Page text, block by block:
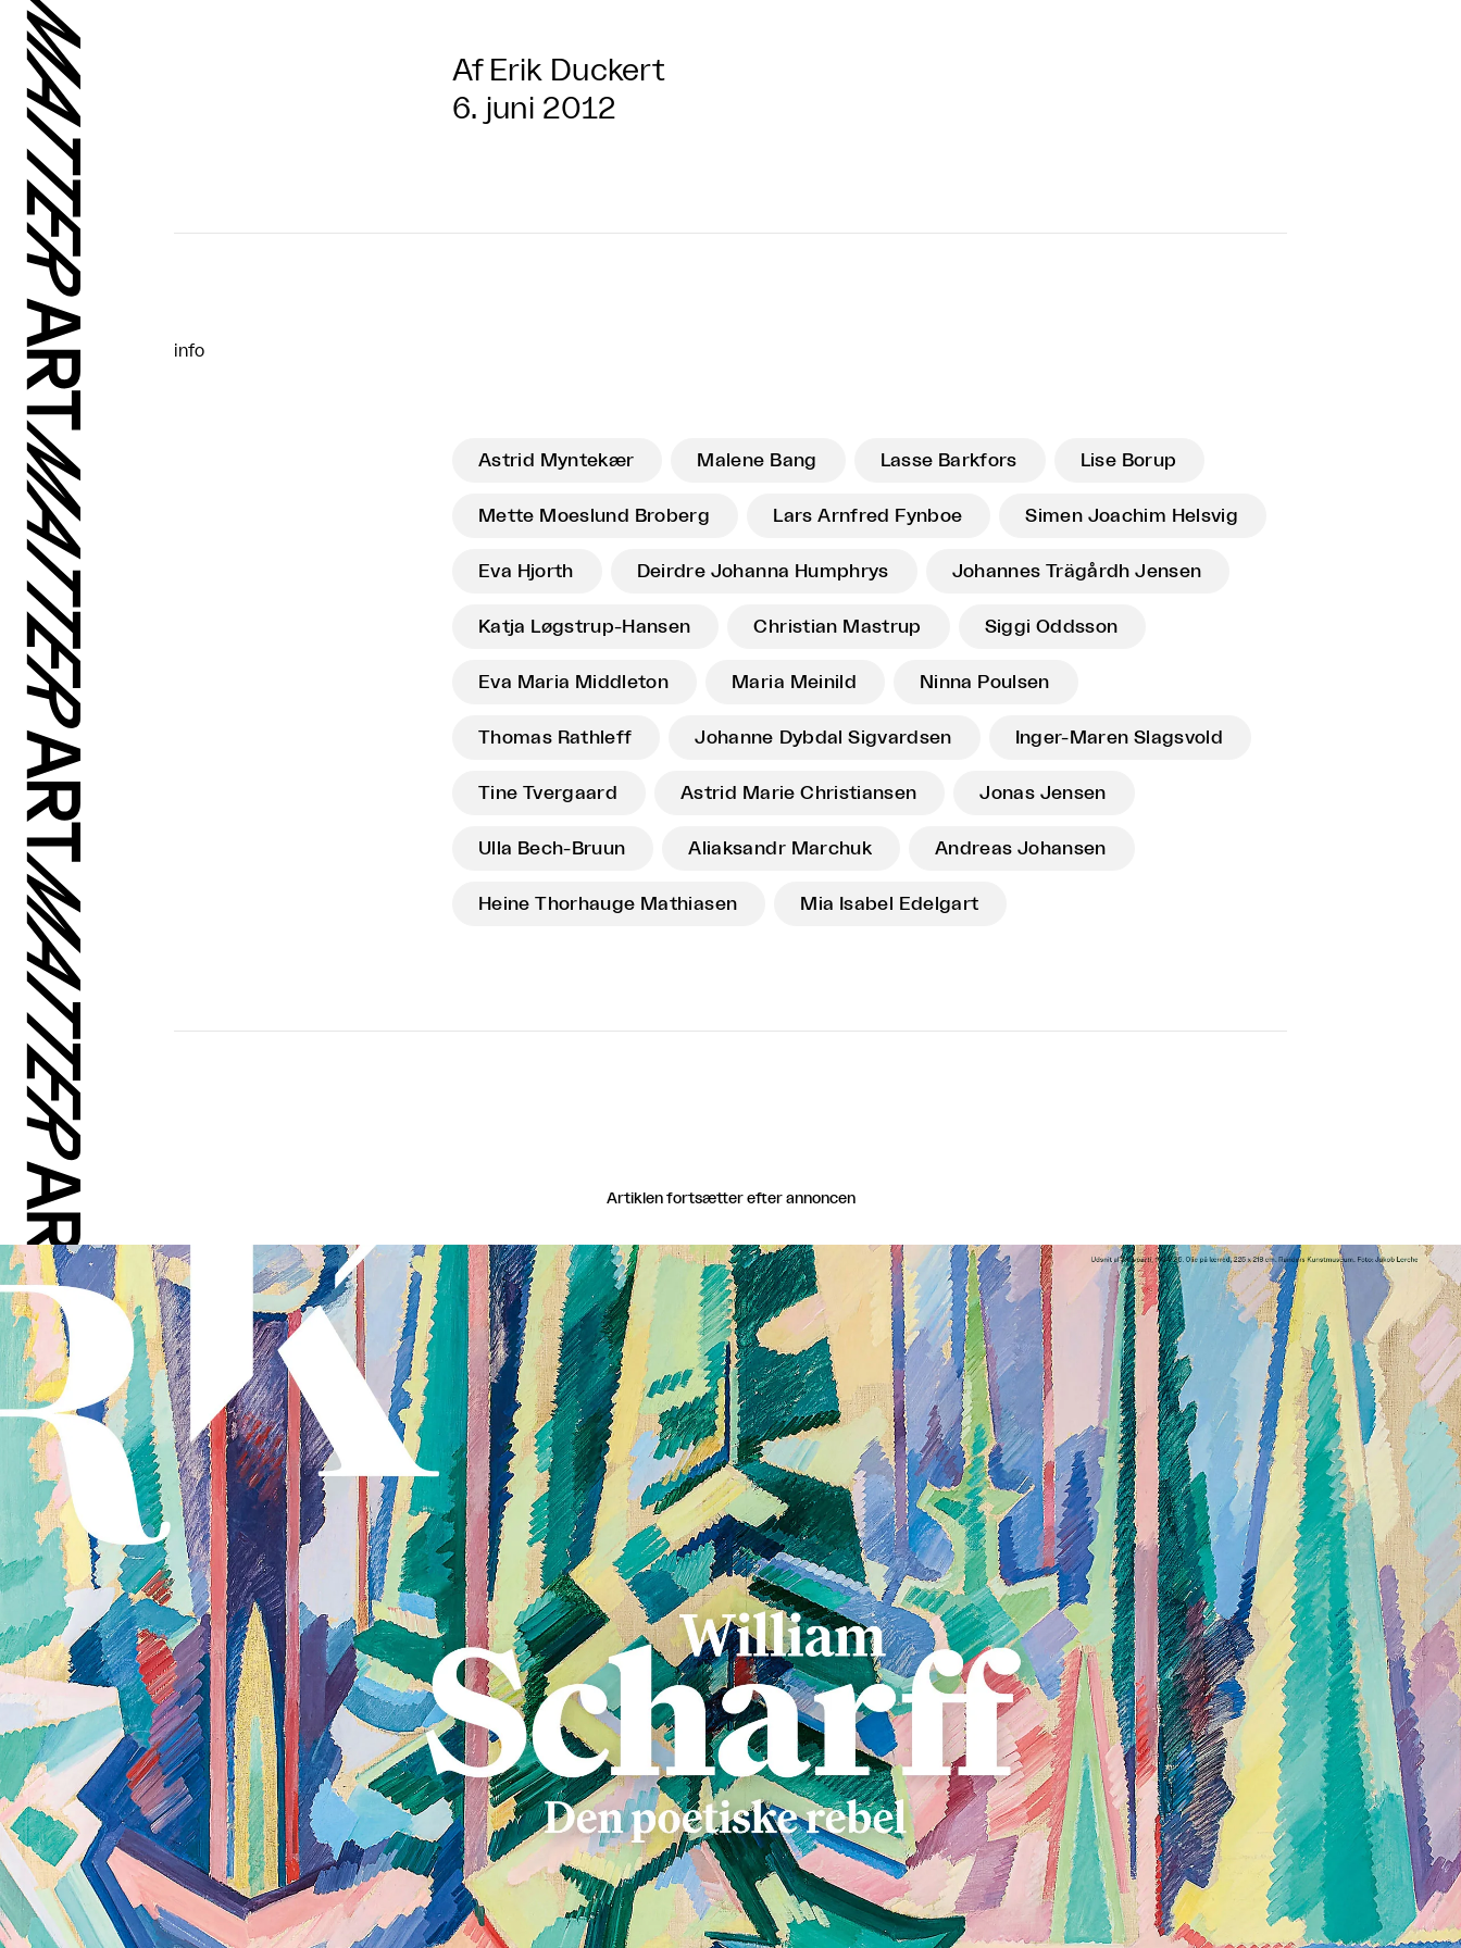
Af Erik Duckert
6. juni 2012
info
Astrid Myntekær Malene Bang Lasse Barkfors Lise Borup
Mette Moeslund Broberg Lars Arnfred Fynboe Simen Joachim Helsvig
Eva Hjorth Deirdre Johanna Humphrys Johannes Trägårdh Jensen
Katja Løgstrup-Hansen Christian Mastrup Siggi Oddsson
Eva Maria Middleton Maria Meinild Ninna Poulsen
Thomas Rathleff Johanne Dybdal Sigvardsen Inger-Maren Slagsvold
Tine Tvergaard Astrid Marie Christiansen Jonas Jensen
Ulla Bech-Bruun Aliaksandr Marchuk Andreas Johansen
Heine Thorhauge Mathiasen Mia Isabel Edelgart
Artiklen fortsætter efter annoncen